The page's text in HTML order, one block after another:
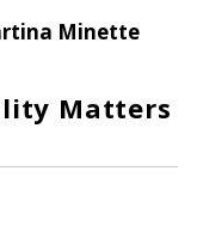
Minette
Matters